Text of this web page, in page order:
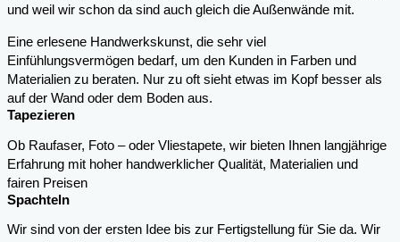
und weil wir schon da sind auch gleich die Außenwände mit.
Eine erlesene Handwerkskunst, die sehr viel
Einfühlungsvermögen bedarf, um den Kunden in Farben und
Materialien zu beraten. Nur zu oft sieht etwas im Kopf besser als
auf der Wand oder dem Boden aus.
Tapezieren
Ob Raufaser, Foto – oder Vliestapete, wir bieten Ihnen langjährige
Erfahrung mit hoher handwerklicher Qualität, Materialien und
fairen Preisen
Spachteln
Wir sind von der ersten Idee bis zur Fertigstellung für Sie da. Wir